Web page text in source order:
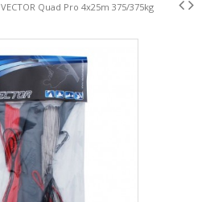
VECTOR Quad Pro 4x25m 375/375kg